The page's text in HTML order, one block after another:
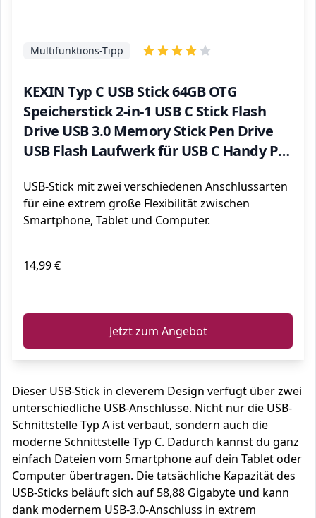
KEXIN Typ C USB Stick 64GB OTG
Speicherstick 2-in-1 USB C Stick Flash
Drive USB 3.0 Memory Stick Pen Drive
USB Flash Laufwerk für USB C Handy PC
Multifunktions-Tipp
USB-Stick mit zwei verschiedenen Anschlussarten
für eine extrem große Flexibilität zwischen
Smartphone, Tablet und Computer.
14,99 €
Jetzt zum Angebot
Dieser USB-Stick in cleverem Design verfügt über zwei
unterschiedliche USB-Anschlüsse. Nicht nur die USB-
Schnittstelle Typ A ist verbaut, sondern auch die
moderne Schnittstelle Typ C. Dadurch kannst du ganz
einfach Dateien vom Smartphone auf dein Tablet oder
Computer übertragen. Die tatsächliche Kapazität des
USB-Sticks beläuft sich auf 58,88 Gigabyte und kann
dank modernem USB-3.0-Anschluss in extrem